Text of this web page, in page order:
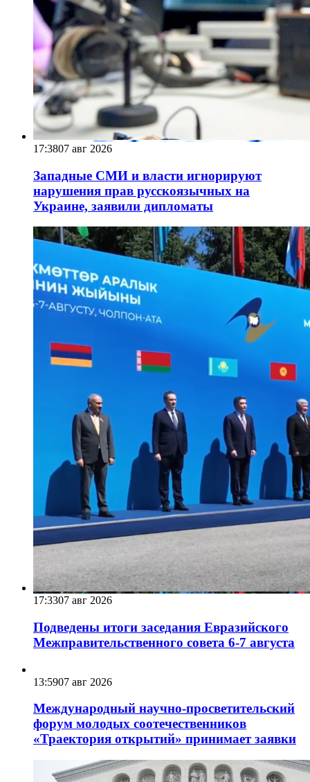
17:3807 авг 2026
Западные СМИ и власти игнорируют
нарушения прав русскоязычных на
Украине, заявили дипломаты
17:3307 авг 2026
Подведены итоги заседания Евразийского
Межправительственного совета 6-7 августа
13:5907 авг 2026
Международный научно-просветительский
форум молодых соотечественников
«Траектория открытий» принимает заявки